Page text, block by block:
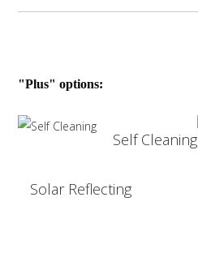
"Plus" options:
Self Cleaning
Solar Reflecting